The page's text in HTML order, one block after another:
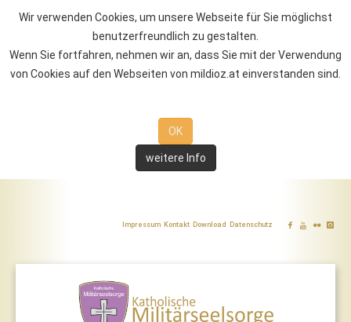
Wir verwenden Cookies, um unsere Webseite für Sie möglichst
benutzerfreundlich zu gestalten.
Wenn Sie fortfahren, nehmen wir an, dass Sie mit der Verwendung
von Cookies auf den Webseiten von mildioz.at einverstanden sind.
OK
weitere Info
Impressum Kontakt Download Datenschutz